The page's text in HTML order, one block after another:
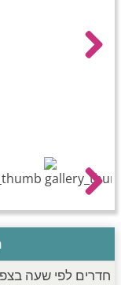
חדרים לפי שעה
חדרים לפי שעה
חדרים לפי שעה
Next
חדרים לפי שעה